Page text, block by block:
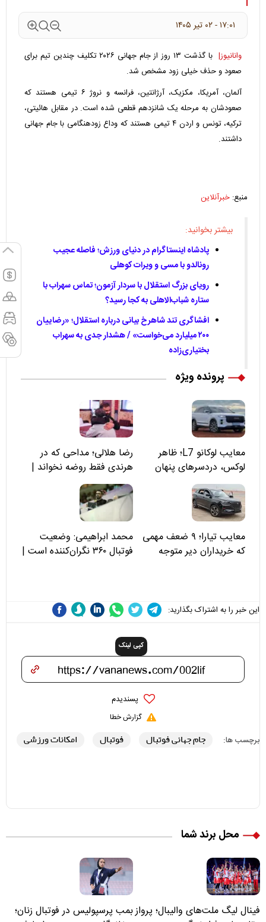
۱۷:۰۱ - ۰۲ تير ۱۴۰۵
وانانیوز|
با گذشت ۱۳ روز از جام جهانی ۲۰۲۶ تکلیف چندین تیم برای
صعود و حذف خیلی زود مشخص شد.
آلمان، آمریکا، مکزیک، آرژانتین، فرانسه و نروژ ۶ تیمی هستند که
صعودشان به مرحله یک شانزدهم قطعی شده است. در مقابل هائیتی،
ترکیه، تونس و اردن ۴ تیمی هستند که وداع زودهنگامی با جام جهانی
داشتند.
منبع: خبرآنلاین
بیشتر بخوانید:
پادشاه اینستاگرام در دنیای ورزش؛ فاصله عجیب
رونالدو با مسی و ویرات کوهلی
رویای بزرگ استقلال با سردار آزمون؛ تماس سهراب با
ستاره شباب‌الاهلی به کجا رسید؟
افشاگری تند شاهرخ بیانی درباره استقلال؛ «رضاییان
۲۰۰ میلیارد می‌خواست» / هشدار جدی به سهراب
بختیاری‌زاده
پرونده ویژه
معایب لوکانو L7؛ ظاهر
لوکس، دردسرهای پنهان
رضا هلالی؛ مداحی که در
هرندی فقط روضه نخواند |
مسئولان «تکیه‌گاه آقا مرتضی
علی(ع)» را جدی‌تر ببینند
معایب تیارا؛ ۹ ضعف مهمی
که خریداران دیر متوجه
محمد ابراهیمی: وضعیت
فوتبال ۳۶۰ نگران‌کننده است |
این خبر را به اشتراک بگذارید:
کپی لینک
پسندیدم
گزارش خطا
برچسب ها: جام جهانی فوتبال فوتبال امکانات ورزشی
محل برند شما
فینال لیگ ملت‌های والیبال؛ پروازبمب پرسپولیس در فوتبال زنان؛